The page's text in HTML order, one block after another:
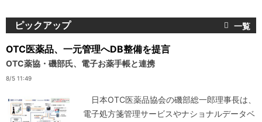
ピックアップ
OTC医薬品、一元管理へDB整備を提言
OTC薬協・磯部氏、電子お薬手帳と連携
8/5 11:49
日本OTC医薬品協会の磯部総一郎理事長は、
電子処方箋管理サービスやナショナルデータベ